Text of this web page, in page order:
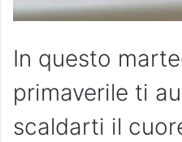
In questo
primaverile ti
scaldarti il